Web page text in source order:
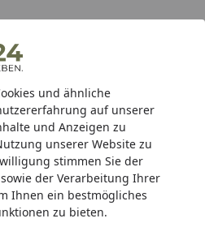
und ähnliche
auf unserer
und Anzeigen zu
unserer Website zu
stimmen Sie der
der Verarbeitung Ihrer
Ihnen ein bestmögliches
zu bieten.
Hotline
Sandfilteranlage & Pool-
bis 468,99€)